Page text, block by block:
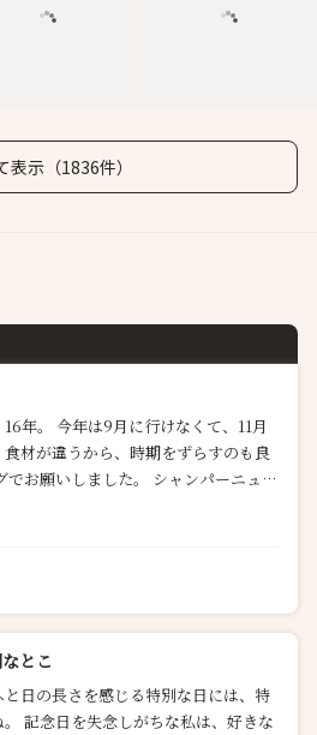
表示（1836件）
くて、11月
材が違うから、時期をずらすのも良
インビネガーと醤油の漬け、柿とド
とこ
日の長さを感じる特別な日には、特
な